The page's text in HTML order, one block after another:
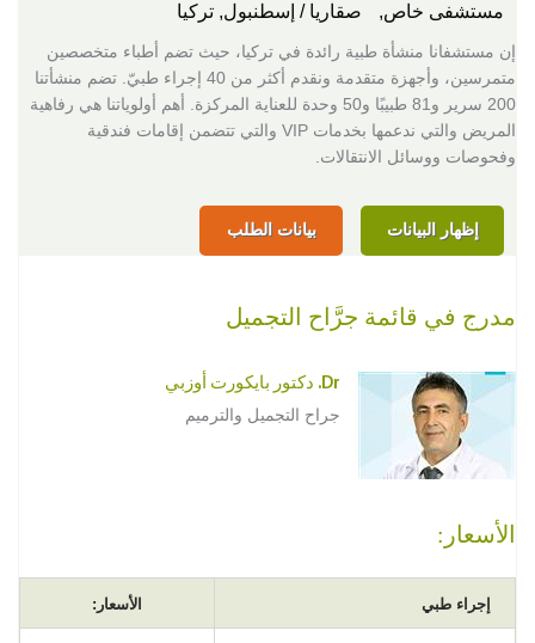
مستشفى خاص, صقاريا / إسطنبول, تركيا
إن مستشفانا منشأة طبية رائدة في تركيا، حيث تضم أطباء متخصصين
متمرسين، وأجهزة متقدمة ونقدم أكثر من 40 إجراء طبيّ. تضم منشأتنا
200 سرير و81 طبيبًا و50 وحدة للعناية المركزة. أهم أولوياتنا هي رفاهية
المريض والتي ندعمها بخدمات VIP والتي تتضمن إقامات فندقية
وفحوصات ووسائل الانتقالات.
إظهار البيانات بيانات الطلب
مدرج في قائمة جرَّاح التجميل
Dr. دكتور بايكورت أوزبي
جراح التجميل والترميم
الأسعار:
إجراء طبي الأسعار: